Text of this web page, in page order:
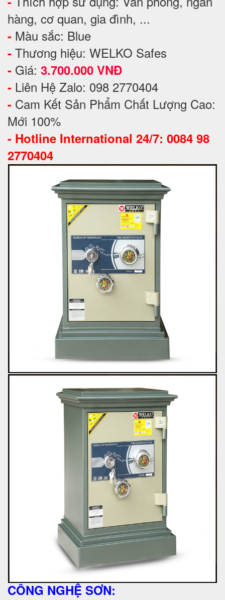
hàng, cơ quan, gia đình, ...
- Màu sắc: Blue
- Thương hiệu: WELKO Safes
- Giá: 3.700.000 VNĐ
- Liên Hệ Zalo: 098 2770404
- Cam Kết Sản Phẩm Chất Lượng Cao:
Mới 100%
- Hotline International 24/7: 0084 98
2770404
CÔNG NGHỆ SƠN: